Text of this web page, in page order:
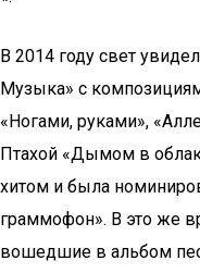
В 2014 году свет
Музыка» с
«Ногами, руками»,
Птахой «Дымом в
хитом и была
граммофон». В это же
вошедшие в альбом